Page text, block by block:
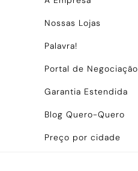
Nossas Lojas
Palavra!
Portal de Negociação
Garantia Estendida
Blog Quero-Quero
Preço por cidade